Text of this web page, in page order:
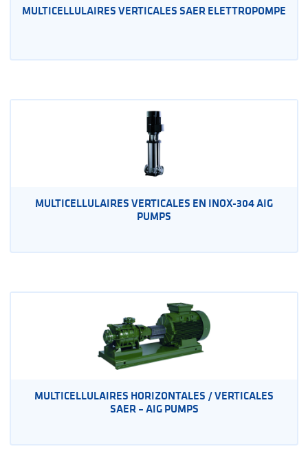
MULTICELLULAIRES VERTICALES SAER ELETTROPOMPE
MULTICELLULAIRES VERTICALES EN INOX-304 AIG
PUMPS
MULTICELLULAIRES HORIZONTALES / VERTICALES
SAER – AIG PUMPS